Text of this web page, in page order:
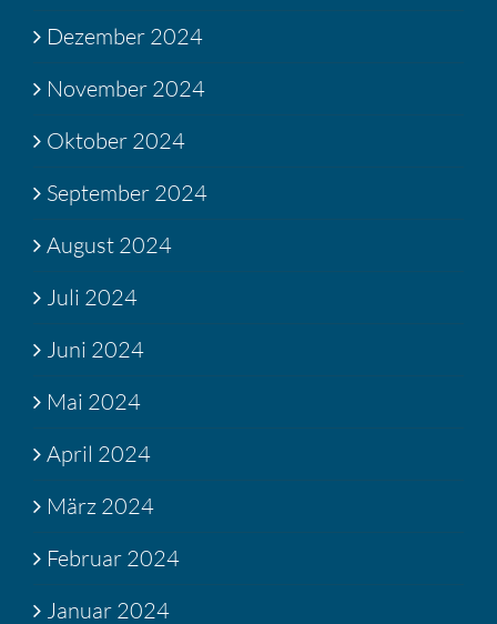
Dezember 2024
November 2024
Oktober 2024
September 2024
August 2024
Juli 2024
Juni 2024
Mai 2024
April 2024
März 2024
Februar 2024
Januar 2024